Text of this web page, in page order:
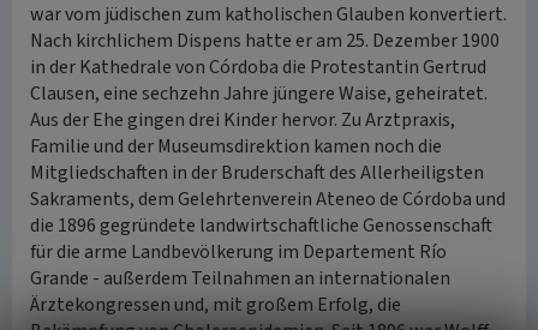
war vom jüdischen zum katholischen Glauben konvertiert.
Nach kirchlichem Dispens hatte er am 25. Dezember 1900
in der Kathedrale von Córdoba die Protestantin Gertrud
Clausen, eine sechzehn Jahre jüngere Waise, geheiratet.
Aus der Ehe gingen drei Kinder hervor. Zu Arztpraxis,
Familie und der Museumsdirektion kamen noch die
Mitgliedschaften in der Bruderschaft des Allerheiligsten
Sakraments, dem Gelehrtenverein Ateneo de Córdoba und
die 1896 gegründete landwirtschaftliche Genossenschaft
für die arme Landbevölkerung im Departement Río
Grande - außerdem Teilnahmen an internationalen
Ärztekongressen und, mit großem Erfolg, die